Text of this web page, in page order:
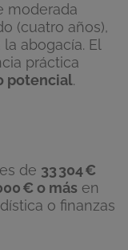
moderada
(cuatro años),
abogacía. El
práctica
potencial.
de 33304€
€ o más en
o finanzas